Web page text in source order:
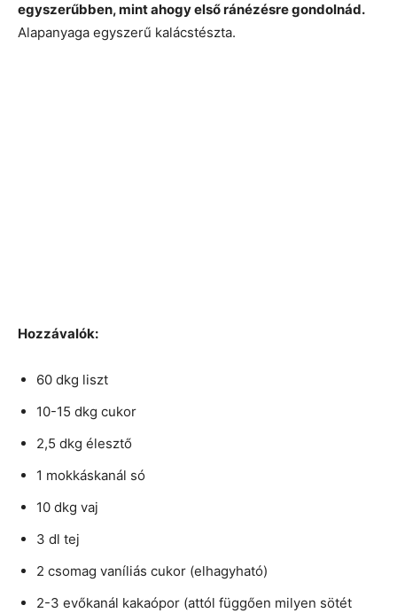
egyszerűbben, mint ahogy első ránézésre gondolnád.
Alapanyaga egyszerű kalácstészta.
Hozzávalók:
60 dkg liszt
10-15 dkg cukor
2,5 dkg élesztő
1 mokkáskanál só
10 dkg vaj
3 dl tej
2 csomag vaníliás cukor (elhagyható)
2-3 evőkanál kakaópor (attól függően milyen sötét